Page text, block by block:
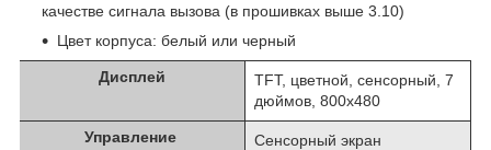
качестве сигнала вызова (в прошивках выше 3.10)
Цвет корпуса: белый или черный
Дисплей
TFT, цветной, сенсорный, 7
дюймов, 800х480
Управление Сенсорный экран